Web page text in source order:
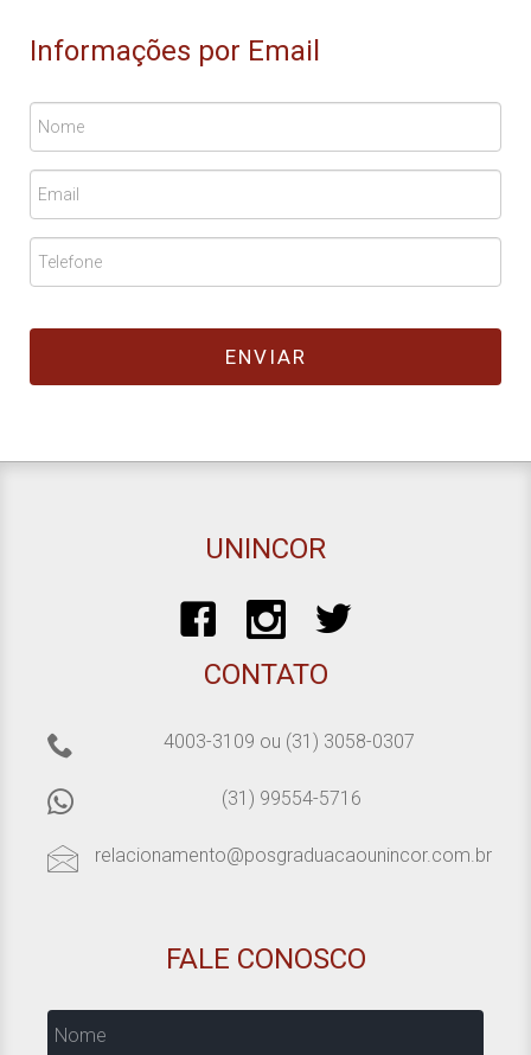
Informações por Email
UNINCOR
CONTATO
4003-3109 ou (31) 3058-0307
(31) 99554-5716
relacionamento@posgraduacaounincor.com.br
FALE CONOSCO